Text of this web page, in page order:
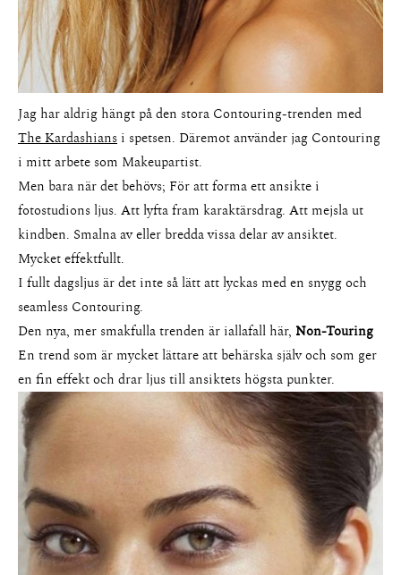
Jag har aldrig hängt på den stora Contouring-trenden med
The Kardashians i spetsen. Däremot använder jag Contouring
i mitt arbete som Makeupartist.
Men bara när det behövs; För att forma ett ansikte i
fotostudions ljus. Att lyfta fram karaktärsdrag. Att mejsla ut
kindben. Smalna av eller bredda vissa delar av ansiktet.
Mycket effektfullt.
I fullt dagsljus är det inte så lätt att lyckas med en snygg och
seamless Contouring.
Den nya, mer smakfulla trenden är iallafall här, Non-Touring
En trend som är mycket lättare att behärska själv och som ger
en fin effekt och drar ljus till ansiktets högsta punkter.